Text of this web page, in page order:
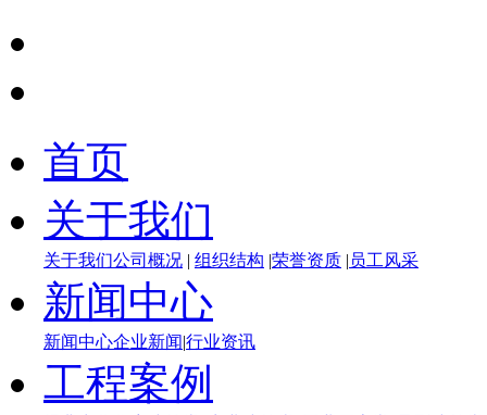
首页
关于我们
关于我们公司概况 | 组织结构 |荣誉资质 | 员工风采
新闻中心
新闻中心企业新闻|行业资讯
工程案例